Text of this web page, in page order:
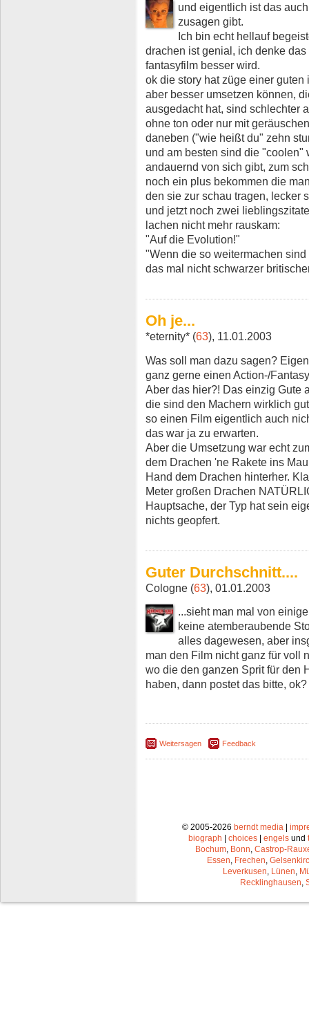
und eigentlich ist das
zusagen gibt.
Ich bin echt hellauf
drachen ist genial, ich denke
fantasyfilm besser wird.
ok die story hat züge einer
aber besser umsetzen können,
ausgedacht hat, sind schlechter
ohne ton oder nur mit
daneben ("wie heißt du" zehn
und am besten sind die
andauernd von sich gibt, zum
noch ein plus bekommen die
den sie zur schau tragen, lecker
und jetzt noch zwei
lachen nicht mehr rauskam:
"Auf die Evolution!"
"Wenn die so weitermachen
das mal nicht schwarzer
Oh je...
*eternity* (63), 11.01.2003
Was soll man dazu sagen?
ganz gerne einen Action-/
Aber das hier?! Das einzig Gute
die sind den Machern wirklich
so einen Film eigentlich auch
das war ja zu erwarten.
Aber die Umsetzung war echt
dem Drachen 'ne Rakete ins
Hand dem Drachen hinterher.
Meter großen Drachen
Hauptsache, der Typ hat sein
nichts geopfert.
Guter Durchschnitt....
Cologne (63), 01.01.2003
...sieht man mal von
keine atemberaubende
alles dagewesen, aber
man den Film nicht ganz für voll
wo die den ganzen Sprit für den
haben, dann postet das bitte,
Weitersagen Feedback
© 2005-2026 berndt media|
biograph
choices engels und
Bochum, Bonn, Castrop-
Essen, Frechen,
Leverkusen, Lünen,
Recklinghausen,